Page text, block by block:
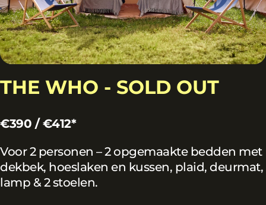
THE WHO - SOLD OUT
€390 / €412*
Voor 2 personen – 2 opgemaakte bedden met
dekbek, hoeslaken en kussen, plaid, deurmat,
lamp & 2 stoelen.